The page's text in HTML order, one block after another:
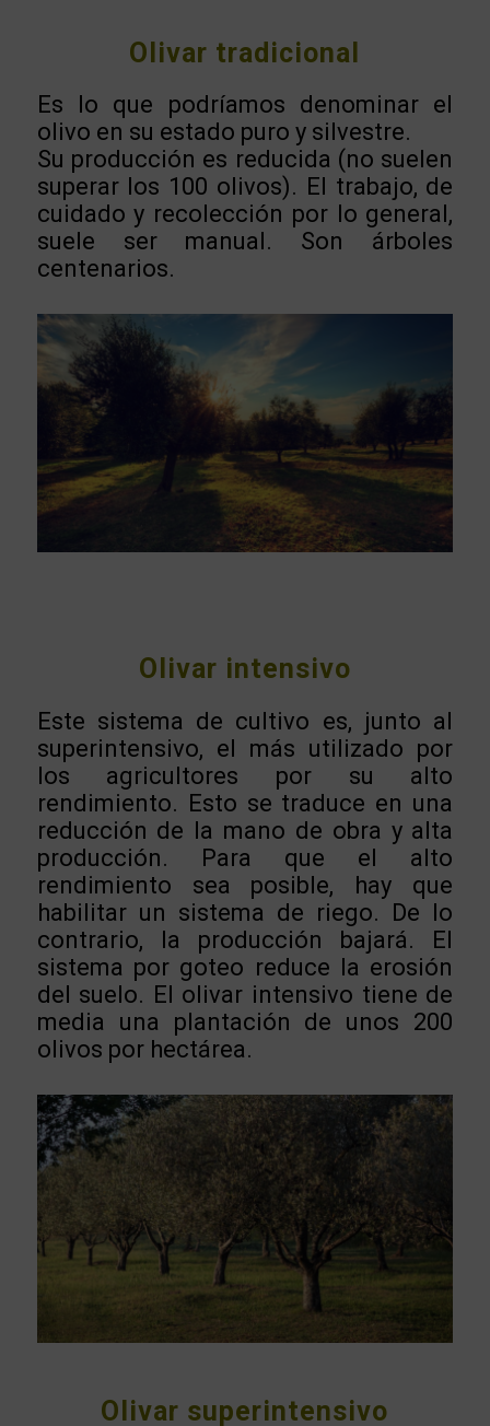
Olivar tradicional
Es lo que podríamos denominar el
olivo en su estado puro y silvestre.
Su producción es reducida (no suelen
superar los 100 olivos). El trabajo, de
cuidado y recolección por lo general,
suele ser manual. Son árboles
centenarios.
Olivar intensivo
Este sistema de cultivo es, junto al
superintensivo, el más utilizado por
los agricultores por su alto
rendimiento. Esto se traduce en una
reducción de la mano de obra y alta
producción. Para que el alto
rendimiento sea posible, hay que
habilitar un sistema de riego. De lo
contrario, la producción bajará. El
sistema por goteo reduce la erosión
del suelo. El olivar intensivo tiene de
media una plantación de unos 200
olivos por hectárea.
Olivar superintensivo